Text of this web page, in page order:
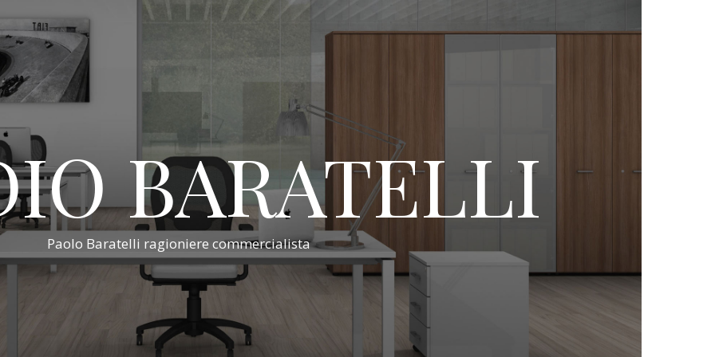
BARATELLI
Paolo Baratelli ragioniere commercialista